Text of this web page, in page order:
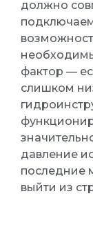
должно
фактор —
слишком
давление
последние
выйти из